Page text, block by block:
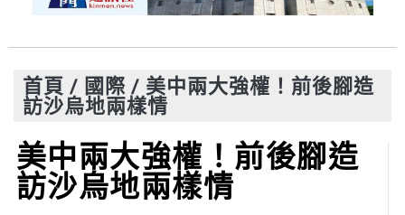
首頁 / 國際 / 美中兩大強權！前後腳造
訪沙烏地兩樣情
美中兩大強權！前後腳造
訪沙烏地兩樣情